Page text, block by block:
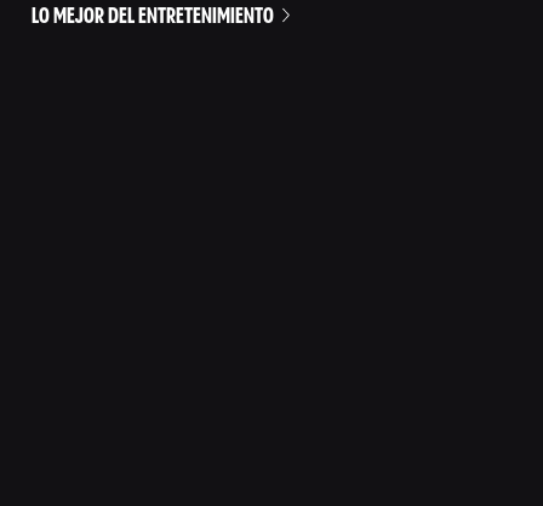
LO MEJOR DEL ENTRETENIMIENTO